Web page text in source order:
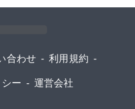
合わせ - 利用規約 -
ー - 運営会社